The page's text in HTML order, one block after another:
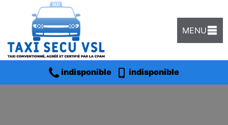
MENU
indisponible indisponible